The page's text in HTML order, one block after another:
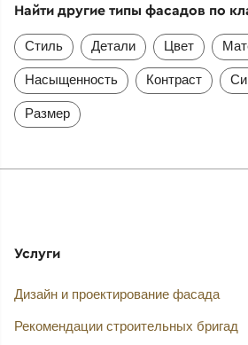
Найти другие типы фасадов по
Стиль Детали Цвет
Насыщенность Контраст
Размер
Услуги
Дизайн и проектирование фасада
Рекомендации строительных бригад